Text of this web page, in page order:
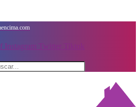
Instagram Twitter